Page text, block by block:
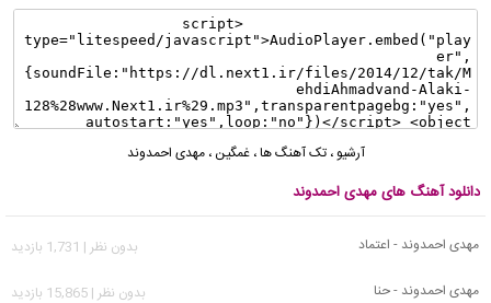
آرشیو ،تک آهنگ ها،غمگین ،مهدی احمدوند
دانلود آهنگ های مهدی احمدوند
مهدی احمدوند - اعتماد
بدون نظر | 1,731 بازدید
مهدی احمدوند - حنا
بدون نظر | 15,865 بازدید